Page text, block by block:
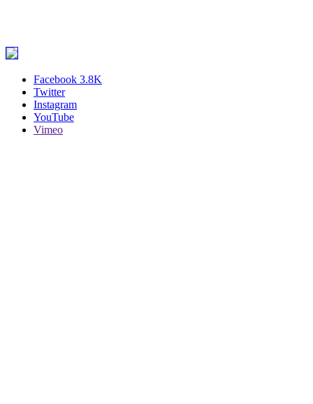
Facebook 3.8K
Twitter
Instagram
YouTube
Vimeo